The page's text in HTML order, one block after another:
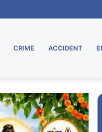
CRIME ACCIDENT